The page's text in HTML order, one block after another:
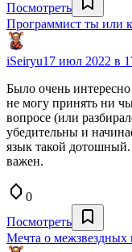
Посмотреть
Программист ты или
iSeiryu17 июл 2022 в
Было очень
не могу принять ни
вопросе (или
убедительны и
язык такой
важен.
0
Посмотреть
Мечта о межзвездных